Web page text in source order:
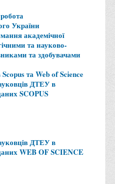
здобуття ступеня магістра на
та проведення вступних
порад вступникам
клуб "Way to Freedom"
«ВАТРА»
України
академічної
та науково-
та здобувачами
та Web of Science
ДТЕУ в
SCOPUS
ДТЕУ в
WEB OF SCIENCE